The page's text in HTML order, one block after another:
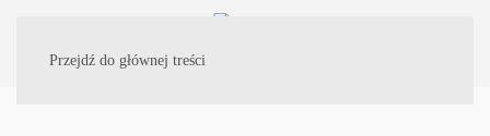
Przejdź do głównej treści